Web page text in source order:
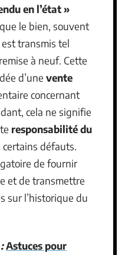
en l’état »
le bien, souvent
est transmis tel
à neuf. Cette
d’une vente
concernant
cela ne signifie
responsabilité du
défauts.
de fournir
et de transmettre
sur l’historique du
Astuces pour